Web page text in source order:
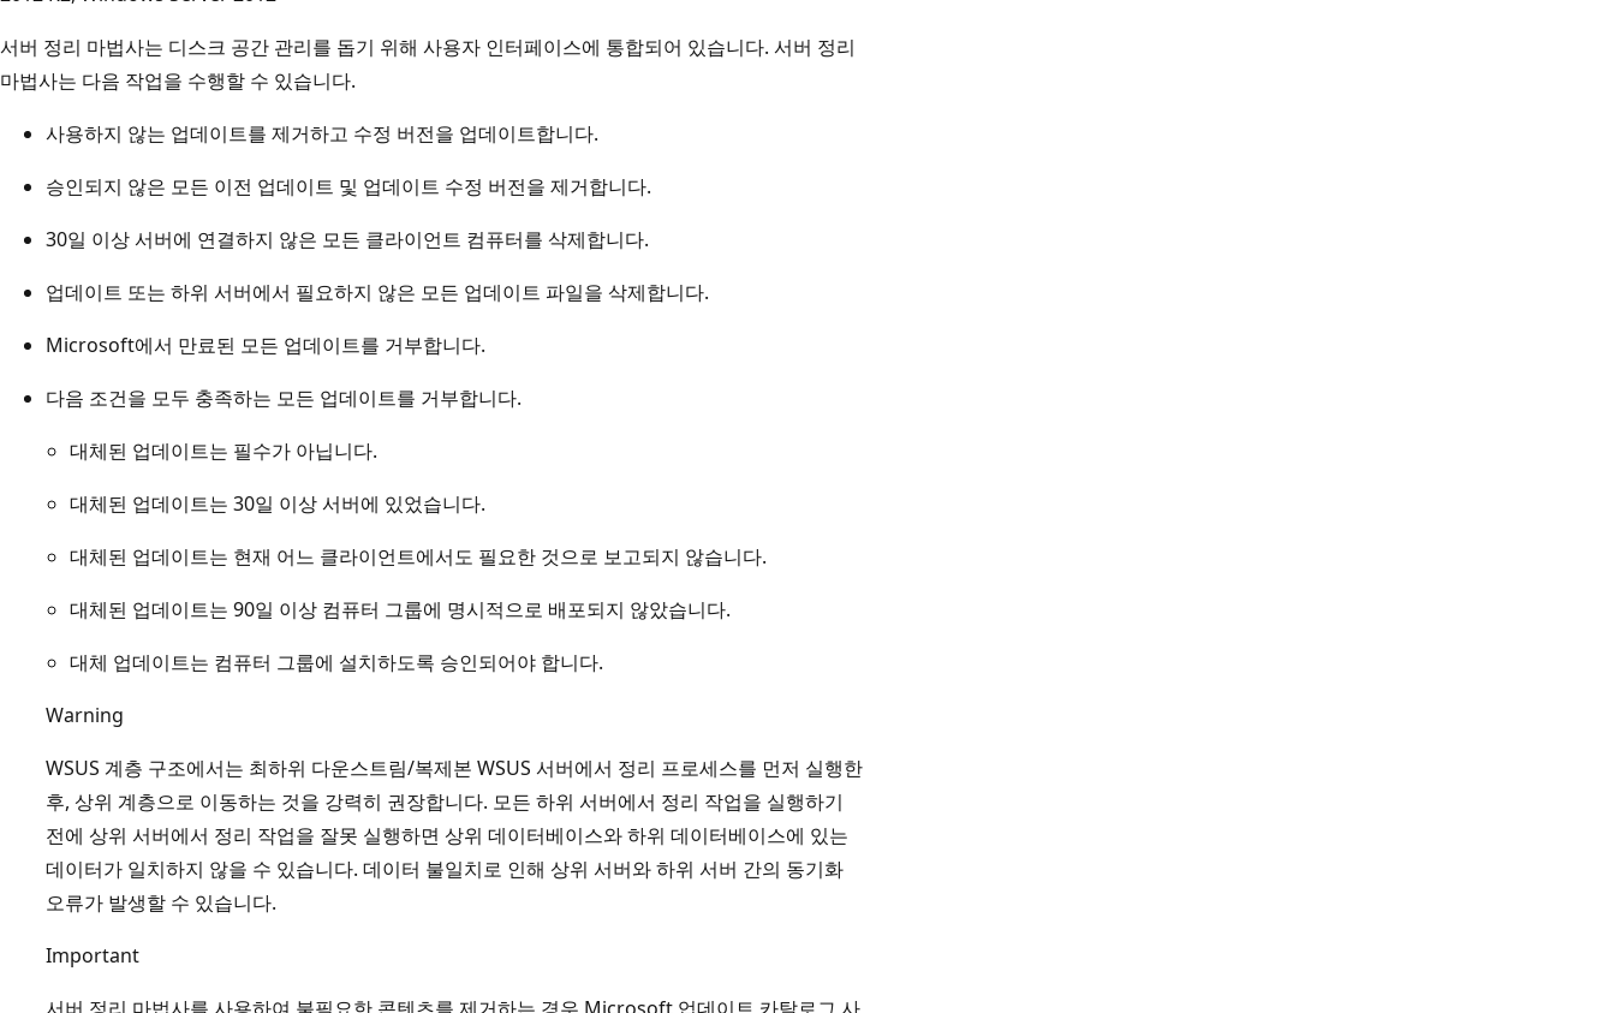
서버 정리 마법사는 디스크 공간 관리를 돕기 위해 사용자 인터페이스에 통합되어 있습니다. 서버 정리
마법사는 다음 작업을 수행할 수 있습니다.
사용하지 않는 업데이트를 제거하고 수정 버전을 업데이트합니다.
승인되지 않은 모든 이전 업데이트 및 업데이트 수정 버전을 제거합니다.
30일 이상 서버에 연결하지 않은 모든 클라이언트 컴퓨터를 삭제합니다.
업데이트 또는 하위 서버에서 필요하지 않은 모든 업데이트 파일을 삭제합니다.
Microsoft에서 만료된 모든 업데이트를 거부합니다.
다음 조건을 모두 충족하는 모든 업데이트를 거부합니다.
대체된 업데이트는 필수가 아닙니다.
대체된 업데이트는 30일 이상 서버에 있었습니다.
대체된 업데이트는 현재 어느 클라이언트에서도 필요한 것으로 보고되지 않습니다.
대체된 업데이트는 90일 이상 컴퓨터 그룹에 명시적으로 배포되지 않았습니다.
대체 업데이트는 컴퓨터 그룹에 설치하도록 승인되어야 합니다.
Warning
WSUS 계층 구조에서는 최하위 다운스트림/복제본 WSUS 서버에서 정리 프로세스를 먼저 실행한
후, 상위 계층으로 이동하는 것을 강력히 권장합니다. 모든 하위 서버에서 정리 작업을 실행하기
전에 상위 서버에서 정리 작업을 잘못 실행하면 상위 데이터베이스와 하위 데이터베이스에 있는
데이터가 일치하지 않을 수 있습니다. 데이터 불일치로 인해 상위 서버와 하위 서버 간의 동기화
오류가 발생할 수 있습니다.
Important
서버 정리 마법사를 사용하여 불필요한 콘텐츠를 제거하는 경우 Microsoft 업데이트 카탈로그 사